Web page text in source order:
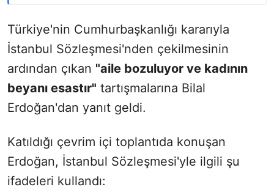
Türkiye'nin Cumhurbaşkanlığı kararıyla
İstanbul Sözleşmesi'nden çekilmesinin
ardından çıkan "aile bozuluyor ve kadının
beyanı esastır" tartışmalarına Bilal
Erdoğan'dan yanıt geldi.
Katıldığı çevrim içi toplantıda konuşan
Erdoğan, İstanbul Sözleşmesi'yle ilgili şu
ifadeleri kullandı: